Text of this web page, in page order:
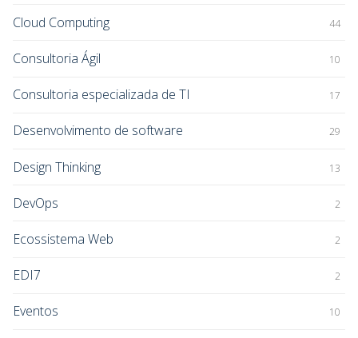
Cloud Computing 44
Consultoria Ágil 10
Consultoria especializada de TI 17
Desenvolvimento de software 29
Design Thinking 13
DevOps 2
Ecossistema Web 2
EDI7 2
Eventos 10